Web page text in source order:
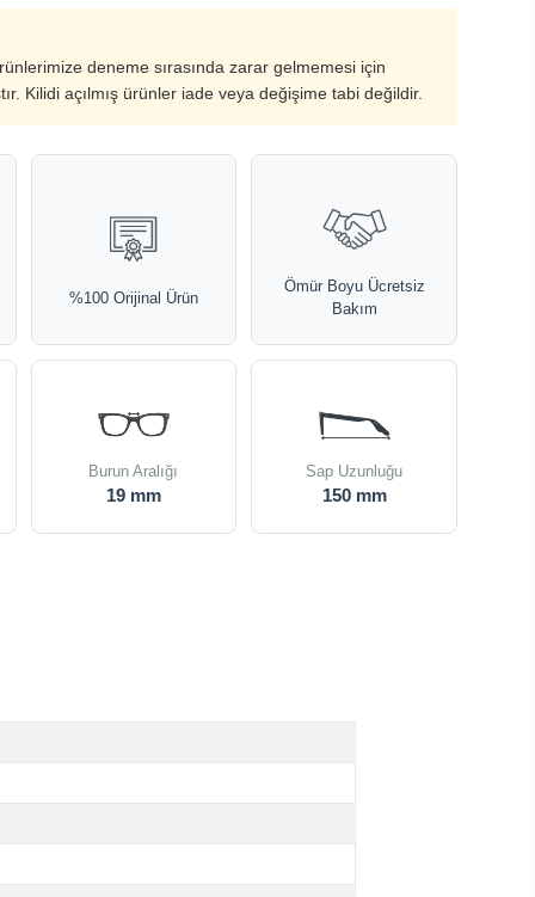
deneme sırasında zarar gelmemesi için
Kilidi açılmış ürünler iade veya değişime tabi değildir.
%100 Orijinal Ürün
Ömür Boyu Ücretsiz
Bakım
Burun Aralığı
19 mm
Sap Uzunluğu
150 mm